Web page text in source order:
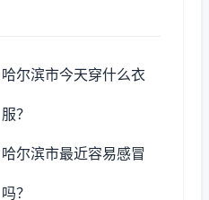
哈尔滨市今天穿什么衣
服？
哈尔滨市最近容易感冒
吗？